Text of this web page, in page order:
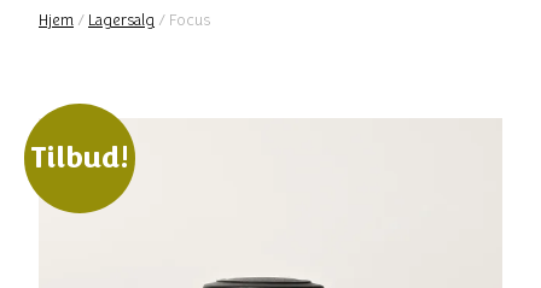
Hjem / Lagersalg / Focus
Tilbud!